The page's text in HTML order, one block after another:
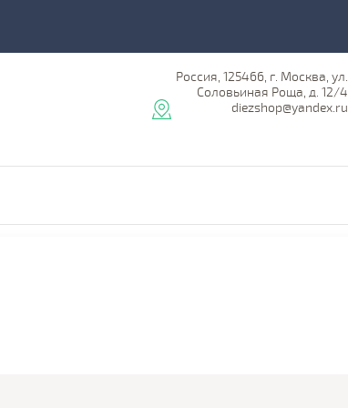
Россия, 125466, г. Москва, ул.
Соловьиная Роща, д. 12/4
diezshop@yandex.ru